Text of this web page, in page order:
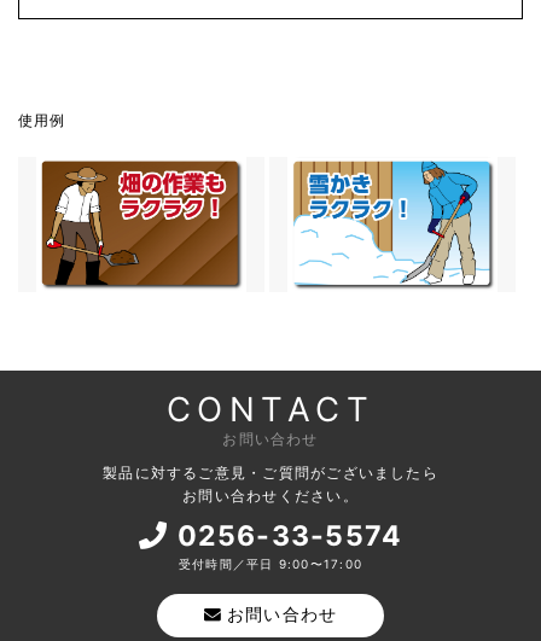
使用例
CONTACT
お問い合わせ
製品に対するご意見・ご質問がございましたら
お問い合わせください。
0256-33-5574
受付時間／平日 9:00〜17:00
お問い合わせ